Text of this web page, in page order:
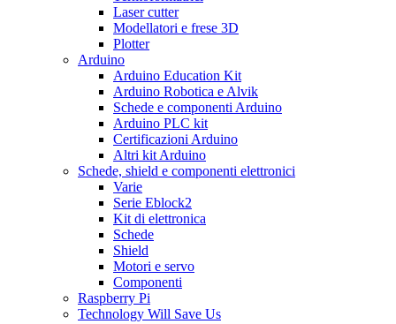
Laser cutter
Modellatori e frese 3D
Plotter
Arduino
Arduino Education Kit
Arduino Robotica e Alvik
Schede e componenti Arduino
Arduino PLC kit
Certificazioni Arduino
Altri kit Arduino
Schede, shield e componenti elettronici
Varie
Serie Eblock2
Kit di elettronica
Schede
Shield
Motori e servo
Componenti
Raspberry Pi
Technology Will Save Us